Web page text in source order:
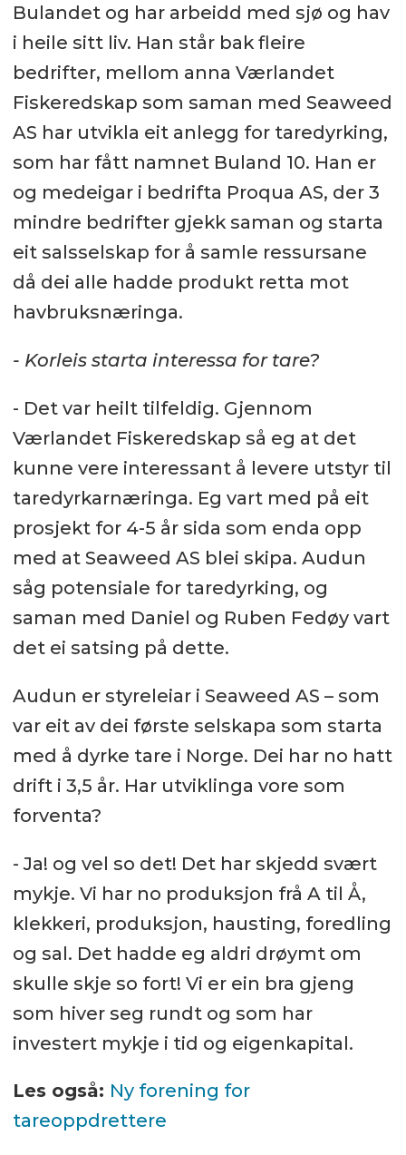
Bulandet og har arbeidd med sjø og hav
i heile sitt liv. Han står bak fleire
bedrifter, mellom anna Værlandet
Fiskeredskap som saman med Seaweed
AS har utvikla eit anlegg for taredyrking,
som har fått namnet Buland 10. Han er
og medeigar i bedrifta Proqua AS, der 3
mindre bedrifter gjekk saman og starta
eit salsselskap for å samle ressursane
då dei alle hadde produkt retta mot
havbruksnæringa.
- Korleis starta interessa for tare?
- Det var heilt tilfeldig. Gjennom
Værlandet Fiskeredskap så eg at det
kunne vere interessant å levere utstyr til
taredyrkarnæringa. Eg vart med på eit
prosjekt for 4-5 år sida som enda opp
med at Seaweed AS blei skipa. Audun
såg potensiale for taredyrking, og
saman med Daniel og Ruben Fedøy vart
det ei satsing på dette.
Audun er styreleiar i Seaweed AS – som
var eit av dei første selskapa som starta
med å dyrke tare i Norge. Dei har no hatt
drift i 3,5 år. Har utviklinga vore som
forventa?
- Ja! og vel so det! Det har skjedd svært
mykje. Vi har no produksjon frå A til Å,
klekkeri, produksjon, hausting, foredling
og sal. Det hadde eg aldri drøymt om
skulle skje so fort! Vi er ein bra gjeng
som hiver seg rundt og som har
investert mykje i tid og eigenkapital.
Les også: Ny forening for
tareoppdrettere